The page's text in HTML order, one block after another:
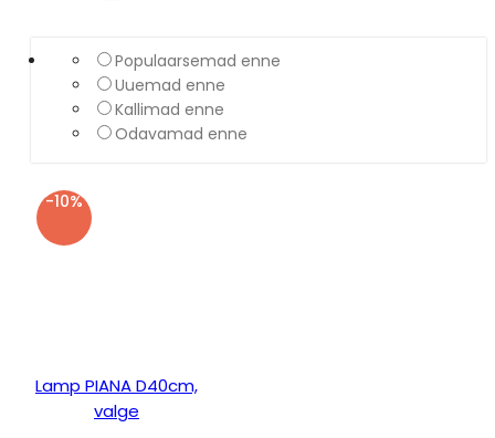
Populaarsemad enne
Uuemad enne
Kallimad enne
Odavamad enne
-10%
Lamp PIANA D40cm,
valge